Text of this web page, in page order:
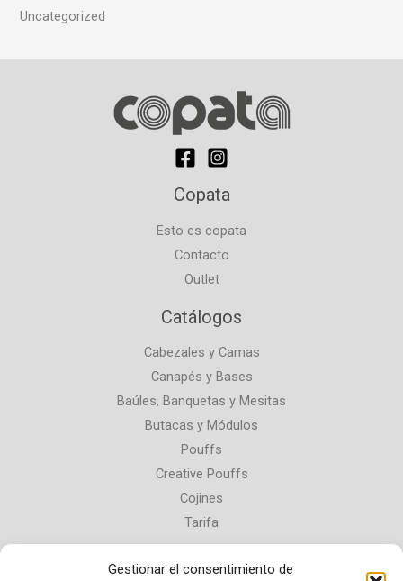
Gestionar el consentimiento de
Uncategorized
Copata
Esto es copata
Contacto
Outlet
Catálogos
Cabezales y Camas
Canapés y Bases
Baúles, Banquetas y Mesitas
Butacas y Módulos
Pouffs
Creative Pouffs
Cojines
Tarifa
Contacta con nosotros